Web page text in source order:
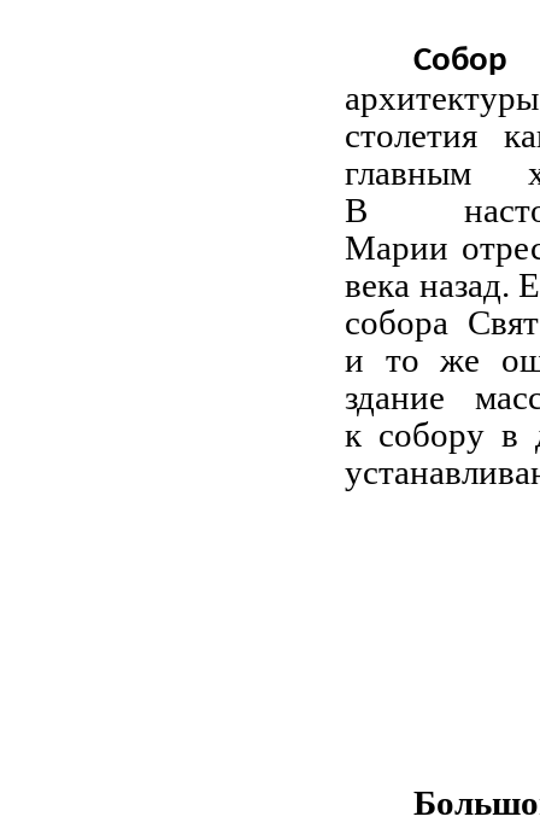
столетия
главным
В
Марии
века назад.
собора
и то же
здание
к собору в